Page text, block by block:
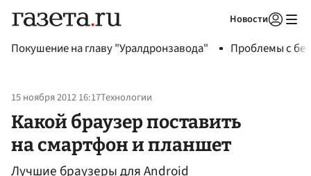
Новости
Покушение на главу "Уралдронзавода" Проблемы с
15 ноября 2012 16:17Технологии
Какой браузер поставить
на смартфон и планшет
Лучшие браузеры для Android